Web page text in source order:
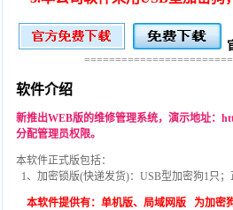
软件介绍
新推出WEB版的维修管理系统，演示地址：
分配管理员权限。
本软件正式版包括：
1、加密锁版(快递发货)：USB型加密狗1只；
本软件提供有：单机版、局域网版 为加密